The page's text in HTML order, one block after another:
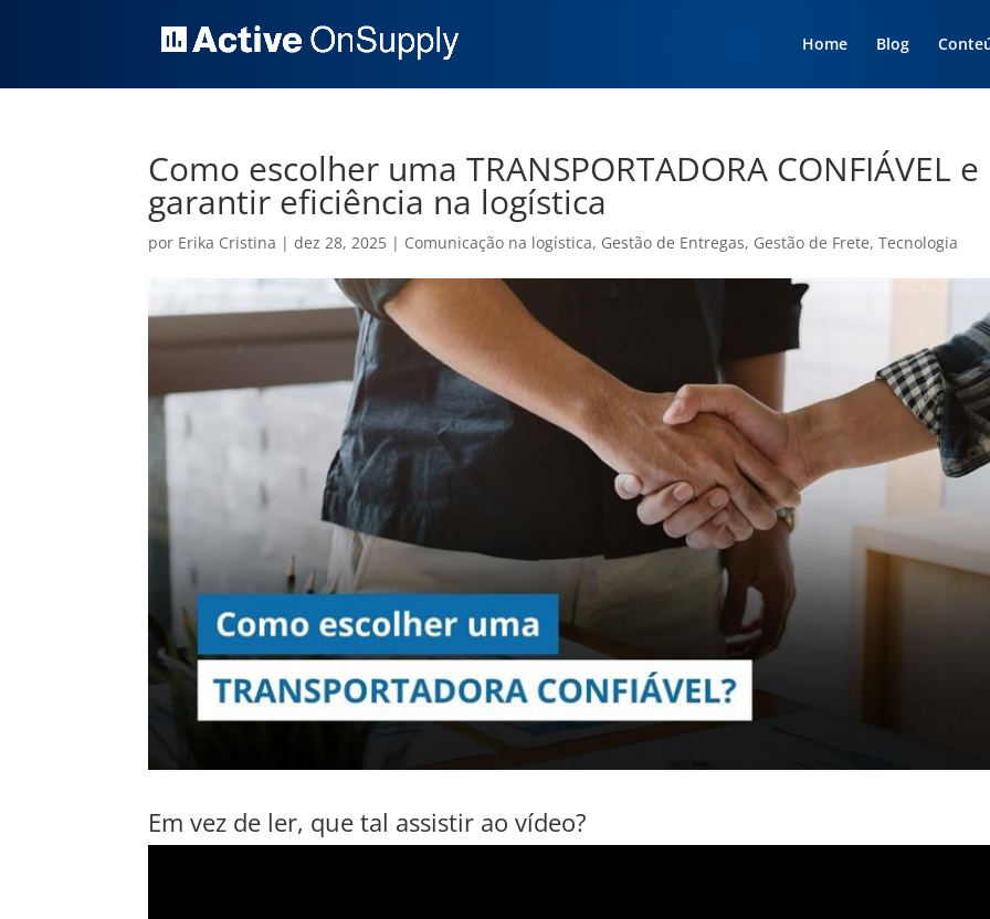
Home Blog
Como escolher uma TRANSPORTADORA CONFIÁVEL e
garantir eficiência na logística
por Erika Cristina |dez 28, 2025 | Comunicação na logística, Gestão de Entregas, Gestão de Frete,Tecnologia
Em vez de ler, que tal assistir ao vídeo?